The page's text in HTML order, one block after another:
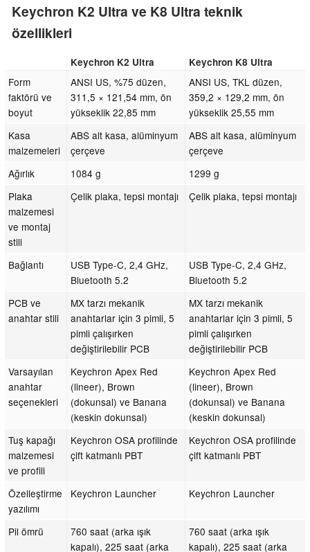
Keychron K2 Ultra ve K8 Ultra teknik
özellikleri
Keychron K2 Ultra Keychron K8 Ultra
Form
faktörü ve
boyut
ANSI US, %75 düzen,
311,5 × 121,54 mm, ön
yükseklik 22,85 mm
ANSI US, TKL düzen,
359,2 × 129,2 mm, ön
yükseklik 25,55 mm
Kasa
malzemeleri
ABS alt kasa, alüminyum
çerçeve
ABS alt kasa, alüminyum
çerçeve
Ağırlık
1084 g
1299 g
Plaka
malzemesi
ve montaj
stili
Çelik plaka, tepsi montajı Çelik plaka, tepsi montajı
Bağlantı
USB Type-C, 2,4 GHz,
Bluetooth 5.2
USB Type-C, 2,4 GHz,
Bluetooth 5.2
PCB ve
anahtar stili
MX tarzı mekanik
anahtarlar için 3 pimli, 5
pimli çalışırken
değiştirilebilir PCB
MX tarzı mekanik
anahtarlar için 3 pimli, 5
pimli çalışırken
değiştirilebilir PCB
Varsayılan
anahtar
seçenekleri
Keychron Apex Red
(lineer), Brown
(dokunsal) ve Banana
(keskin dokunsal)
Keychron Apex Red
(lineer), Brown
(dokunsal) ve Banana
(keskin dokunsal)
Tuş kapağı
malzemesi
ve profili
Keychron OSA profilinde
çift katmanlı PBT
Keychron OSA profilinde
çift katmanlı PBT
Özelleştirme
yazılımı
Keychron Launcher Keychron Launcher
Pil ömrü
760 saat (arka ışık
kapalı), 225 saat (arka
760 saat (arka ışık
kapalı), 225 saat (arka